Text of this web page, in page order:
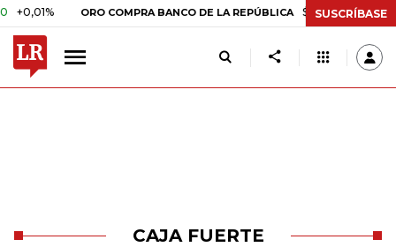
ORO COMPRA BANCO DE LA REPÚBLICA $ 399.745,16 +$
SUSCRÍBASE
CAJA FUERTE